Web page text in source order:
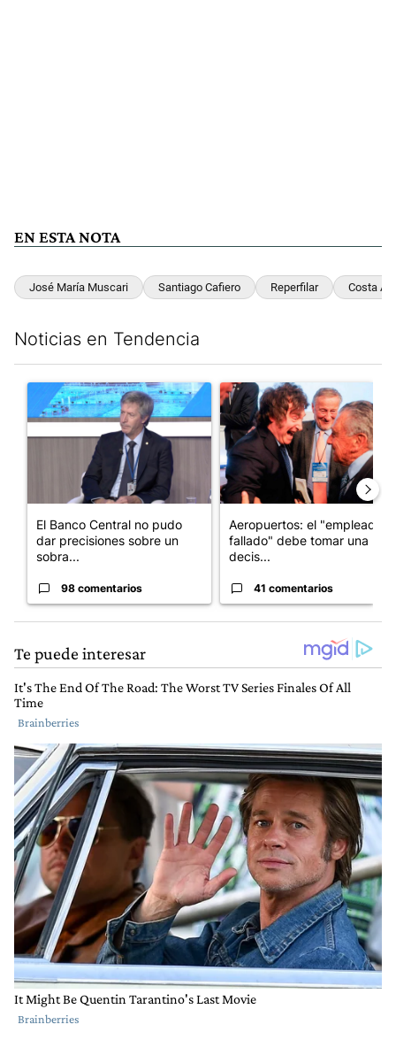
EN ESTA NOTA
José María Muscari Santiago Cafiero Reperfilar Costa
Noticias en Tendencia
Un artículo de tendencia con el título "El Banco Central no
El Banco Central no pudo
dar precisiones sobre un
sobra...
98 comentarios
Un artículo de tendencia con
Aeropuertos: el "empleado
fallado" debe tomar una
decis...
41 comentarios